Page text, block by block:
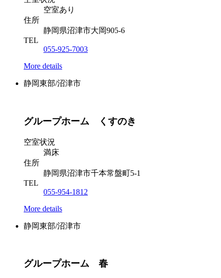
空室あり
住所
静岡県沼津市大岡905-6
TEL
055-925-7003
More details
静岡東部/沼津市
グループホーム くすのき
空室状況
満床
住所
静岡県沼津市千本常盤町5-1
TEL
055-954-1812
More details
静岡東部/沼津市
グループホーム 春